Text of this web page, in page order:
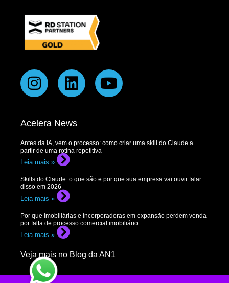
Acelera News
Antes da IA, vem o processo: como criar uma skill do Claude a
partir de uma rotina repetitiva
Leia mais »
Skills do Claude: o que são e por que sua empresa vai ouvir falar
disso em 2026
Leia mais »
Por que imobiliárias e incorporadoras em expansão perdem venda
por falta de processo comercial imobiliário
Leia mais »
Veja mais no Blog da AN1